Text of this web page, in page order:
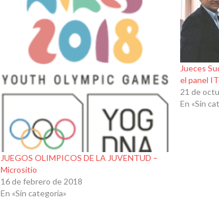
JUEGOS OLIMPICOS DE LA JUVENTUD –
Micrositio
16 de febrero de 2018
En «Sin categoría»
Jueces
el panel
21 de
En «Sin